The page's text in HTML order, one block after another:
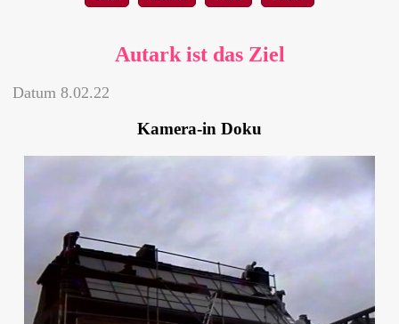
Autark ist das Ziel
Datum 8.02.22
Kamera-in Doku